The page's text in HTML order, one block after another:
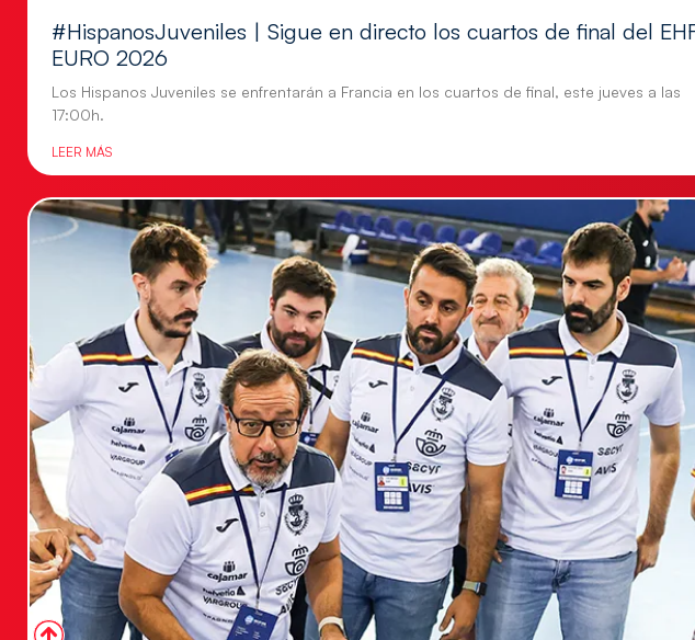
#HispanosJuveniles | Sigue en directo los cuartos de final del
EURO 2026
Los Hispanos Juveniles se enfrentarán a Francia en los cuartos de final, este jueves a las
17:00h.
LEER MÁS